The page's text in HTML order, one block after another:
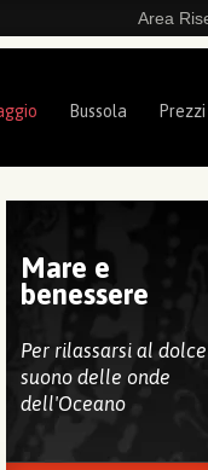
Area
Bussola Prezzi
Mare e
benessere
Per rilassarsi al dolce
suono delle onde
dell'Oceano